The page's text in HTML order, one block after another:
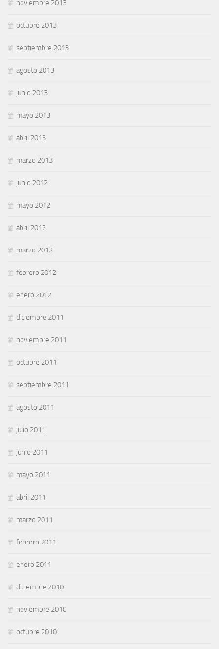
noviembre 2013
octubre 2013
septiembre 2013
agosto 2013
junio 2013
mayo 2013
abril 2013
marzo 2013
junio 2012
mayo 2012
abril 2012
marzo 2012
febrero 2012
enero 2012
diciembre 2011
noviembre 2011
octubre 2011
septiembre 2011
agosto 2011
julio 2011
junio 2011
mayo 2011
abril 2011
marzo 2011
febrero 2011
enero 2011
diciembre 2010
noviembre 2010
octubre 2010